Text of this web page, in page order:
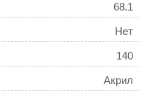
68.1
Нет
140
Акрил